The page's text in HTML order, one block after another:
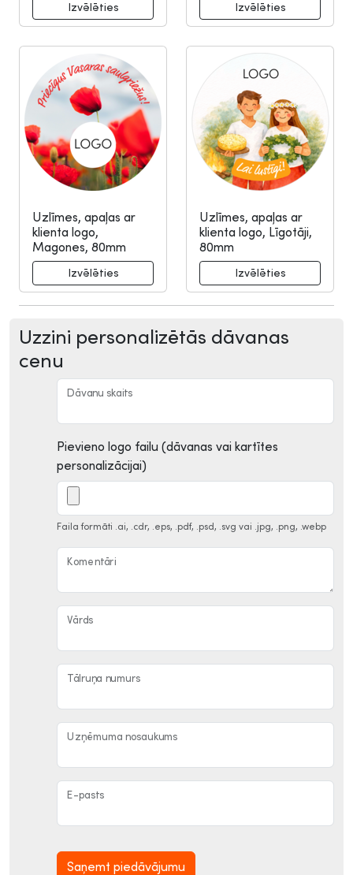
Uzlīmes, apaļas ar
klienta logo,
Magones, 80mm
Uzlīmes, apaļas ar
klienta logo, Līgotāji,
80mm
Uzzini personalizētās dāvanas
cenu
Dāvanu skaits
Pievieno logo failu (dāvanas vai kartītes
personalizācijai)
Faila formāti .ai, .cdr, .eps, .pdf, .psd, .svg vai .jpg, .png, .webp
Komentāri
Vārds
Tālruņa numurs
Uzņēmuma nosaukums
E-pasts
Saņemt piedāvājumu